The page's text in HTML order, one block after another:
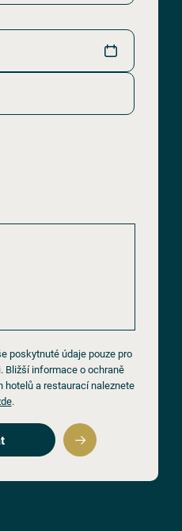
poskytnuté údaje pouze pro
Bližší informace o ochraně
a restaurací naleznete
.